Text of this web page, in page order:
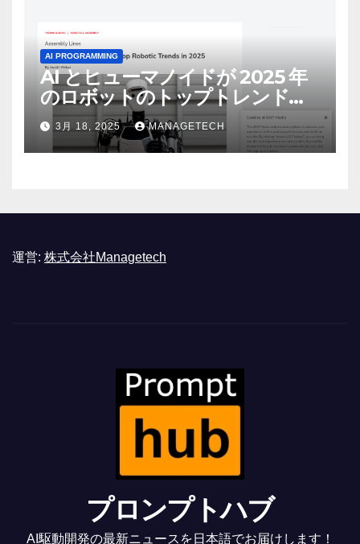
AI PROGRAMMING
AI とヒューマノイドが 2025 年
のロボットのトップトレンドに |
ASSEMBLY
3月 18, 2025 MANAGETECH
運営: 株式会社Managetech
プロンプトハブ
AI駆動開発の最新ニュースを日本語でお届けします！